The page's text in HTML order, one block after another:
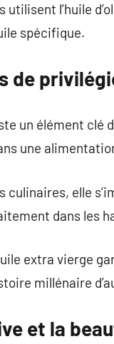
utilisent l’huile
spécifique.
de
un élément
une
culinaires, elle
dans les
extra vierge
millénaire
et la